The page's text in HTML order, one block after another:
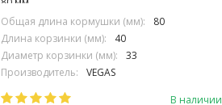
Общая длина кормушки (мм):
80
Длина корзинки (мм):
40
Диаметр корзинки (мм):
33
Производитель:
VEGAS
В наличии